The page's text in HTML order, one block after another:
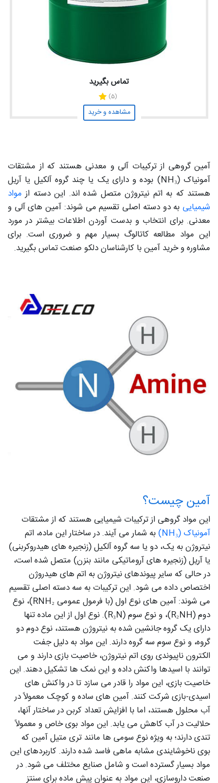
تماس بگیرید
(5)
مشاهده و خرید
آمین گروهی از ترکیبات آلی و معدنی هستند که از مشتقات
آمونیاک (NH₃) بوده و دارای یک یا چند گروه آلکیل یا آریل
هستند که به اتم نیتروژن متصل شده اند. این دسته از مواد
شیمیایی به دو دسته اصلی تقسیم می شوند: آمین های آلی و
معدنی. برای انتخاب و بدست آوردن اطلاعات بیشتر در مورد
این مواد مطالعه کاتالوگ بسیار مهم و ضروری است. برای
مشاوره و خرید آمین با کارشناسان دلکو صنعت تماس بگیرید.
آمین چیست؟
این مواد گروهی از ترکیبات شیمیایی هستند که از مشتقات
آمونیاک (NH₃)
به شمار می آیند. در ساختار این ماده، اتم
نیتروژن به یک، دو یا سه گروه آلکیل (زنجیره های هیدروکربنی)
یا آریل (زنجیره های آروماتیکی مانند بنزن) متصل شده است،
در حالی که سایر پیوندهای نیتروژن به اتم های هیدروژن
اختصاص داده می شود. این ترکیبات به سه دسته اصلی تقسیم
می شوند: آمین های نوع اول (با فرمول عمومی RNH₂)، نوع
دوم (R₂NH)، و نوع سوم (R₃N). نوع اول از این ماده تنها
دارای یک گروه جانشین شده به نیتروژن هستند، نوع دوم دو
گروه، و نوع سوم سه گروه دارند. این مواد به دلیل جفت
الکترون ناپیوندی روی اتم نیتروژن، خاصیت بازی دارند و می
توانند با اسیدها واکنش داده و این نمک ها تشکیل دهند. این
خاصیت بازی، این مواد را قادر می سازد تا در واکنش های
اسیدی-بازی شرکت کنند. آمین های ساده و کوچک معمولاً در
آب محلول هستند، اما با افزایش تعداد کربن در ساختار آنها،
حلالیت در آب کاهش می یابد. این مواد بوی خاص و معمولاً
تندی دارند؛ به ویژه نوع سومی ها مانند تری متیل آمین که
بوی ناخوشایندی مشابه ماهی فاسد شده دارند. کاربردهای این
مواد بسیار گسترده است و شامل صنایع مختلف می شود. در
صنعت داروسازی، این مواد به عنوان پیش ماده برای سنتز